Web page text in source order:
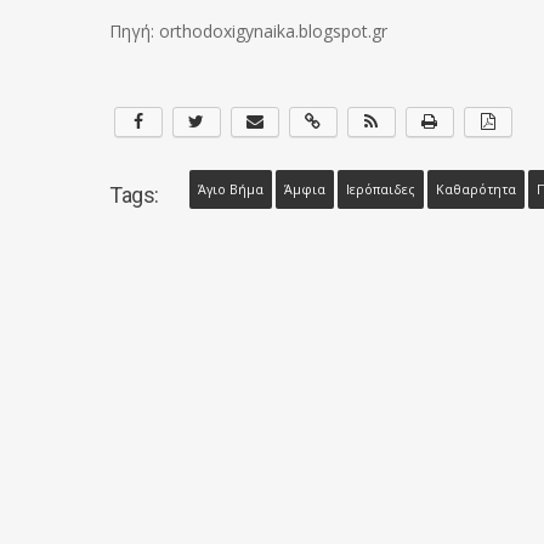
Πηγή: orthodoxigynaika.blogspot.gr
Tags: Άγιο Βήμα Άμφια Ιερόπαιδες Καθαρότητα